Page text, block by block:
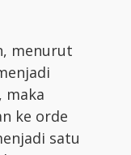
menurut
maka
ke orde
satu